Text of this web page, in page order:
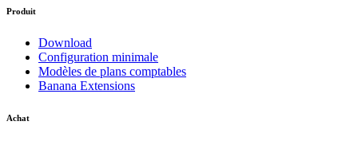
Produit
Download
Configuration minimale
Modèles de plans comptables
Banana Extensions
Achat